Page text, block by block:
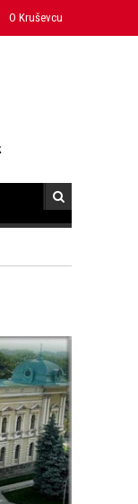
O Kruševcu